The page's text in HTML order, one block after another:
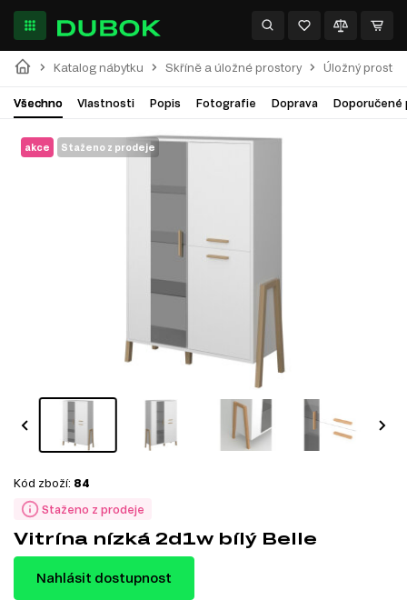
Katalog nábytku Skříně a úložné prostory Úložný prostor
Všechno Vlastnosti Popis Fotografie Doprava Doporučené
akce Staženo z prodeje
Staženo z prodeje
Kód zboží: 84
Vitrína nízká 2d1w bílý Belle
Nahlásit dostupnost